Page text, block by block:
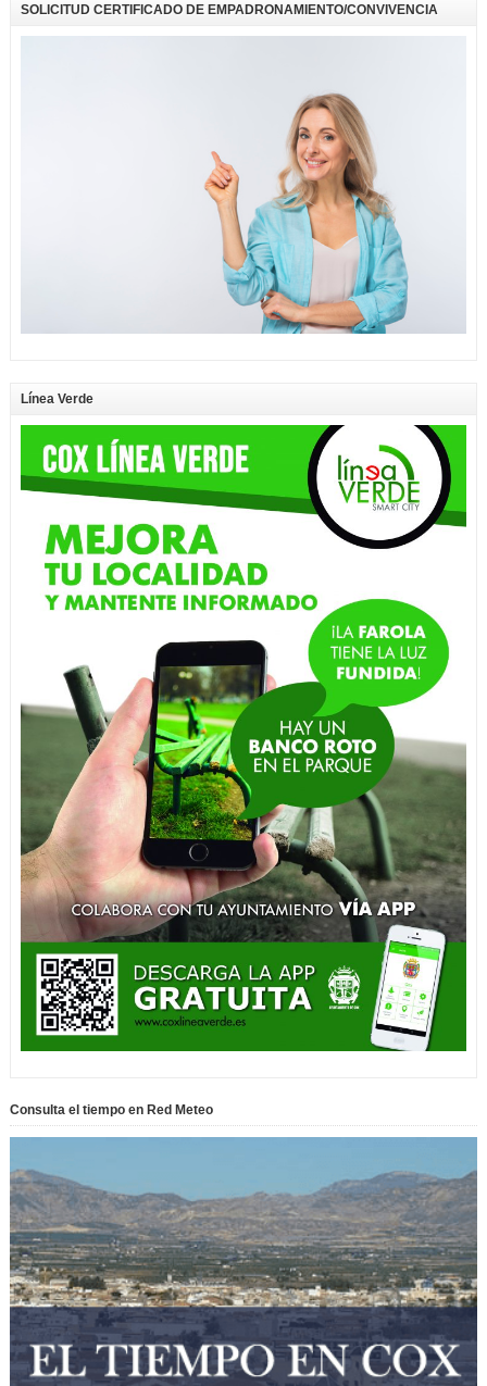
SOLICITUD CERTIFICADO DE EMPADRONAMIENTO/CONVIVENCIA
Línea Verde
Consulta el tiempo en Red Meteo